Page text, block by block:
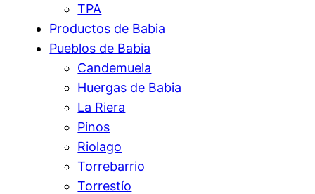
TPA
Productos de Babia
Pueblos de Babia
Candemuela
Huergas de Babia
La Riera
Pinos
Riolago
Torrebarrio
Torrestío